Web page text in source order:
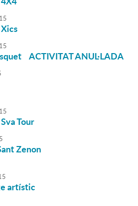
ACTIVITAT ANUL·LADA
Tour
Zenon
artístic